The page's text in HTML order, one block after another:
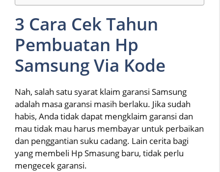
3 Cara Cek Tahun
Pembuatan Hp
Samsung Via Kode
Nah, salah satu syarat klaim garansi Samsung
adalah masa garansi masih berlaku. Jika sudah
habis, Anda tidak dapat mengklaim garansi dan
mau tidak mau harus membayar untuk perbaikan
dan penggantian suku cadang. Lain cerita bagi
yang membeli Hp Smasung baru, tidak perlu
mengecek garansi.